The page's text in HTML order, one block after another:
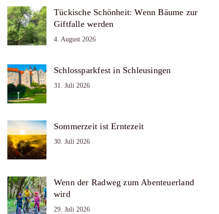
Tückische Schönheit: Wenn Bäume zur
Giftfalle werden
4. August 2026
Schlossparkfest in Schleusingen
31. Juli 2026
Sommerzeit ist Erntezeit
30. Juli 2026
Wenn der Radweg zum Abenteuerland
wird
29. Juli 2026